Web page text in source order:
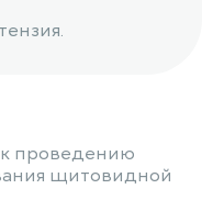
проведению
щитовидной